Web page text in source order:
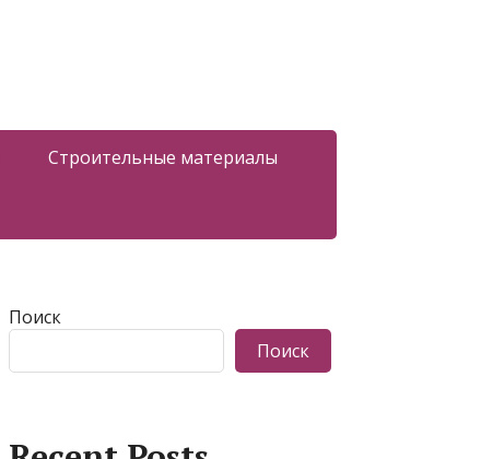
Строительные материалы
Поиск
Поиск